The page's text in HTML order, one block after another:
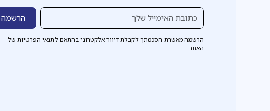
הרשמה מאשרת הסכמתך לקבלת דיוור אלקטרוני בהתאם לתנאי הפרטיות של
האתר.